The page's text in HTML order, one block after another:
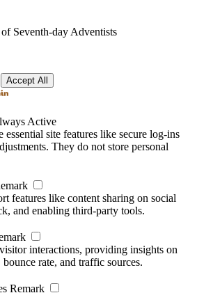
Seventh-day Adventists
Accept All
Active
essential site features like secure log-ins
They do not store personal
features like content sharing on social
and enabling third-party tools.
interactions, providing insights on
rate, and traffic sources.
Remark